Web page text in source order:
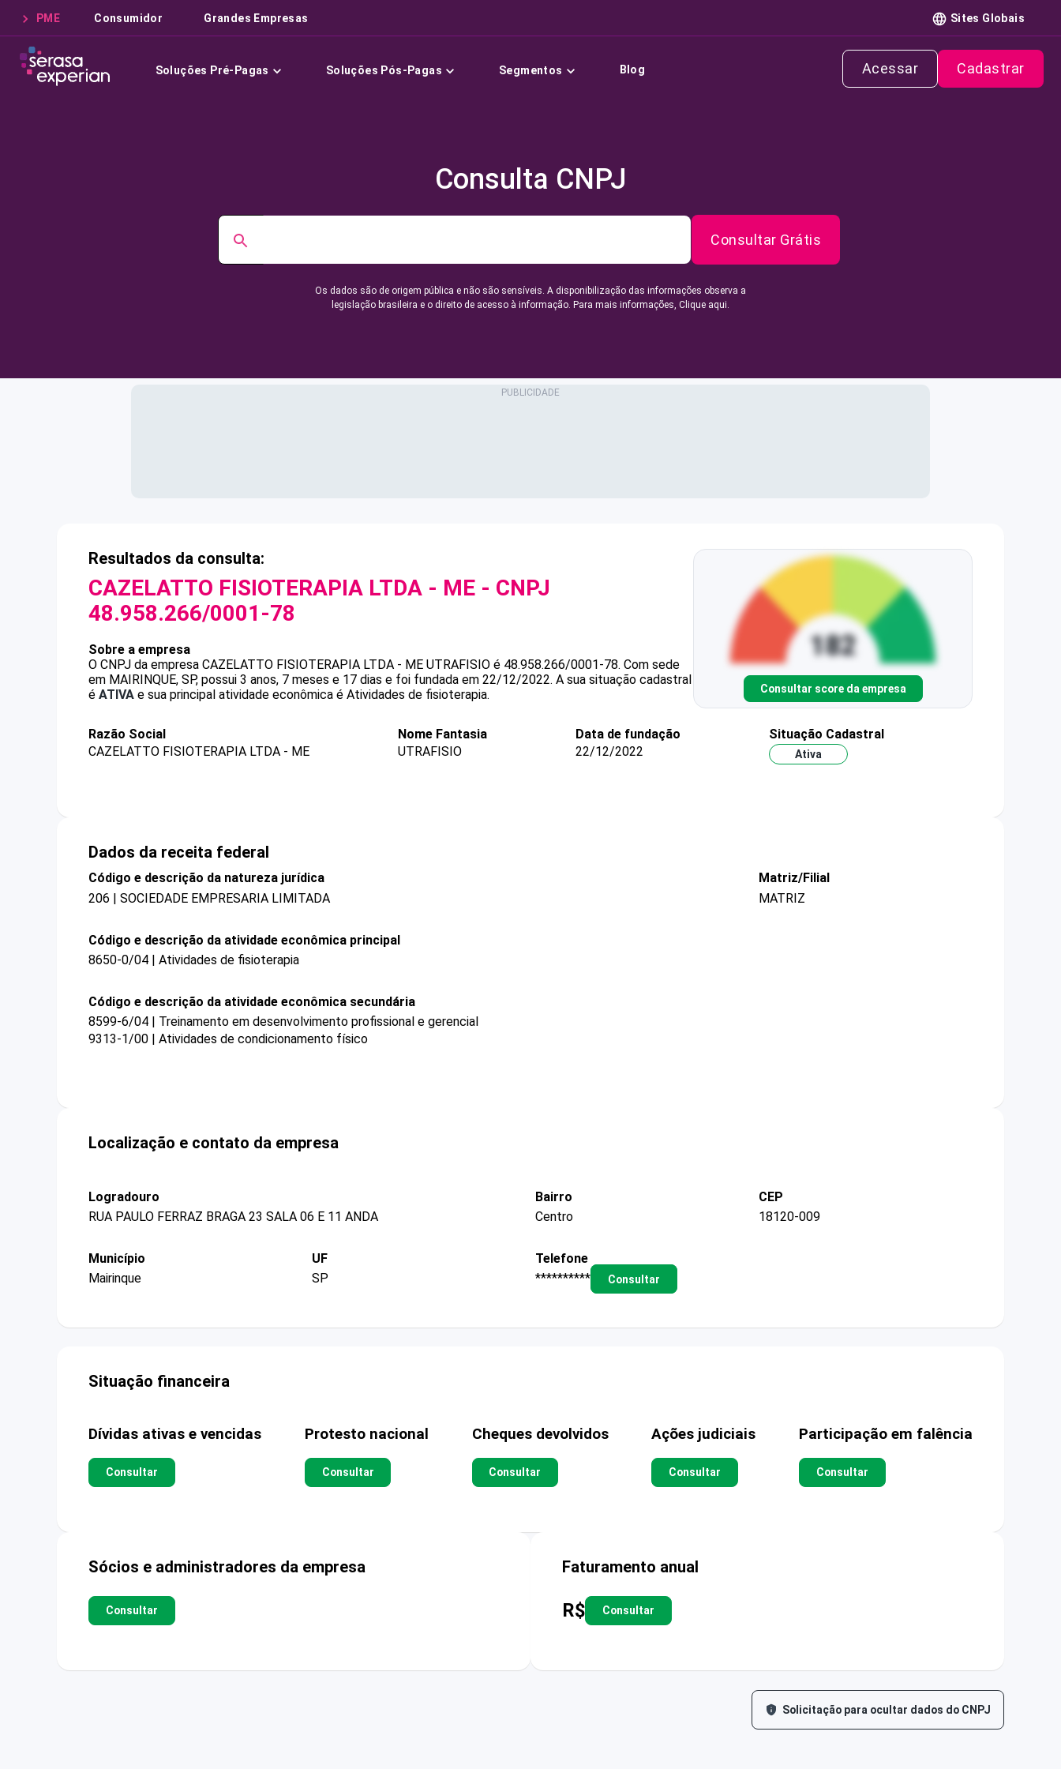
PME Consumidor Grandes Empresas Sites Globais
Soluções Pré-Pagas Soluções Pós-Pagas Segmentos Blog Acessar Cadastrar
Consulta CNPJ
Consultar Grátis
Os dados são de origem pública e não são sensíveis. A disponibilização das informações observa a
legislação brasileira e o direito de acesso à informação. Para mais informações, Clique aqui.
Resultados da consulta:
CAZELATTO FISIOTERAPIA LTDA - ME - CNPJ
48.958.266/0001-78
Sobre a empresa
O CNPJ da empresa CAZELATTO FISIOTERAPIA LTDA - ME UTRAFISIO é 48.958.266/0001-78. Com sede
em MAIRINQUE, SP, possui 3 anos, 7 meses e 17 dias e foi fundada em 22/12/2022. A sua situação cadastral
é ATIVA e sua principal atividade econômica é Atividades de fisioterapia. Consultar score da empresa
Razão Social
CAZELATTO FISIOTERAPIA LTDA - ME
Nome Fantasia
UTRAFISIO
Data de fundação
22/12/2022
Situação Cadastral
Ativa
Dados da receita federal
Código e descrição da natureza jurídica
206 | SOCIEDADE EMPRESARIA LIMITADA
Matriz/Filial
MATRIZ
Código e descrição da atividade econômica principal
8650-0/04 | Atividades de fisioterapia
Código e descrição da atividade econômica secundária
8599-6/04 | Treinamento em desenvolvimento profissional e gerencial
9313-1/00 | Atividades de condicionamento físico
Localização e contato da empresa
Logradouro
RUA PAULO FERRAZ BRAGA 23 SALA 06 E 11 ANDA
Bairro
Centro
CEP
18120-009
Município
Mairinque
UF
SP
Telefone
**********
Consultar
Situação financeira
Dívidas ativas e vencidas
Consultar
Protesto nacional
Consultar
Cheques devolvidos
Consultar
Ações judiciais
Consultar
Participação em falência
Consultar
Sócios e administradores da empresa
Consultar
Faturamento anual
R$ Consultar
Solicitação para ocultar dados do CNPJ